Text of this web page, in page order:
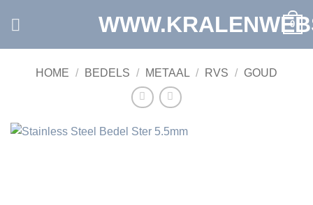
0
HOME / BEDELS / METAAL / RVS / GOUD